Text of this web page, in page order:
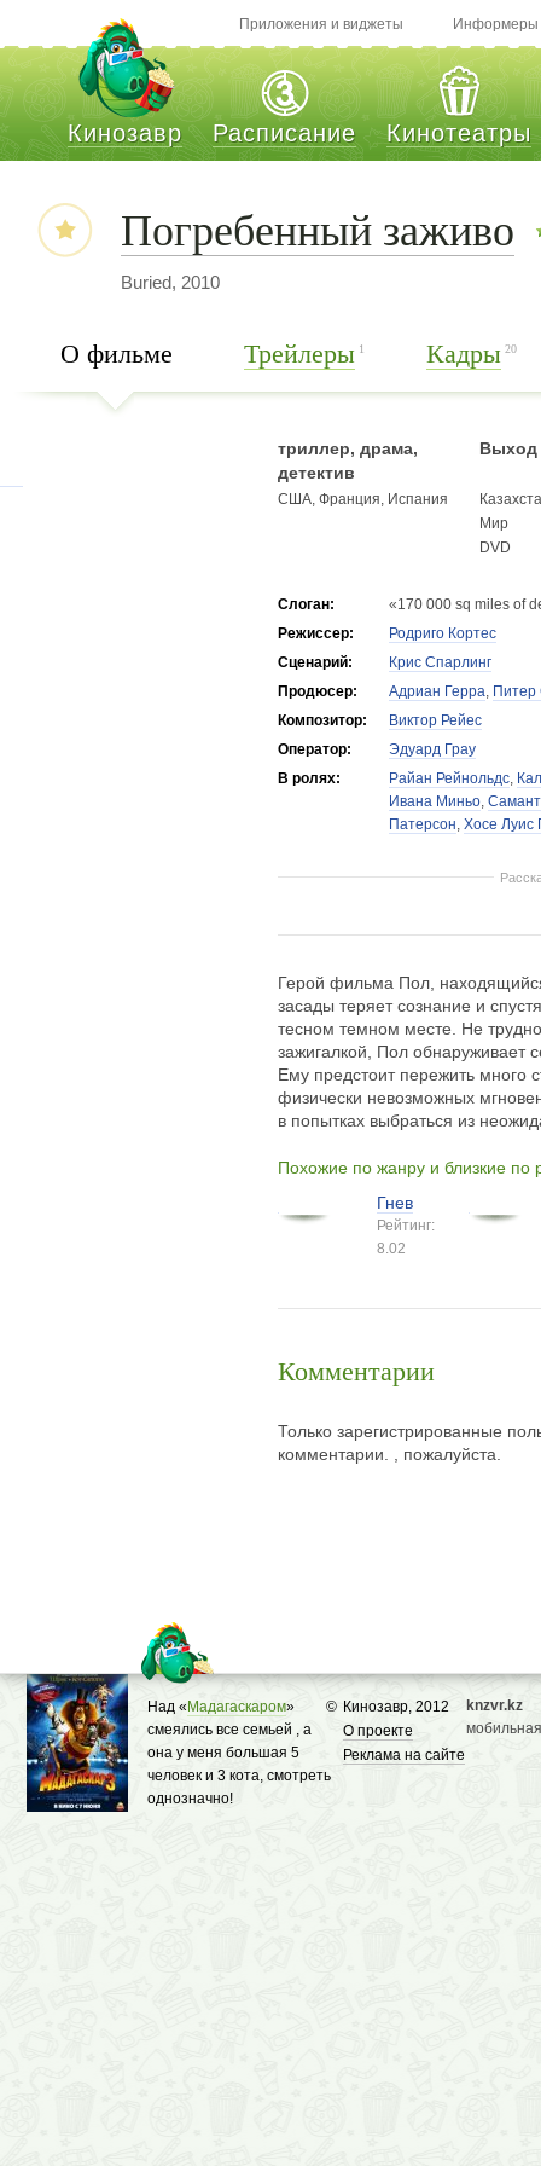
Приложения и виджеты Информеры
Кинозавр Расписание Кинотеатры
Погребенный заживо
Buried, 2010
О фильме Трейлеры 1 Кадры 20
триллер, драма,
детектив
Выход
США, Франция, Испания
Мир
DVD
Слоган:
«170 000 sq miles of
Режиссер:
Родриго Кортес
Сценарий:
Крис Спарлинг
Продюсер:
Адриан Герра,
Композитор:
Виктор Рейес
Оператор:
Эдуард Грау
В ролях:
Райан Рейнольдс,
Ивана Миньо,
Патерсон, Хосе Луис
Герой фильма Пол,
засады теряет сознание и
тесном темном месте. Не
зажигалкой, Пол обнаруживает
Ему предстоит пережить много
физически невозможных
в попытках выбраться из
Похожие по жанру и близкие по
Гнев
Рейтинг:
8.02
Комментарии
Только зарегистрированные
комментарии. , пожалуйста.
© Кинозавр, 2012
О проекте
Реклама на сайте
Над « Мадагаскаром»
смеялись все семьей , а
она у меня большая 5
человек и 3 кота, смотреть
однозначно!
knzvr.kz